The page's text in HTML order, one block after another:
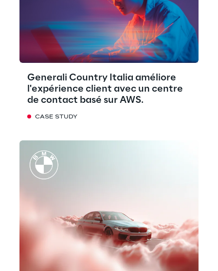
Generali Country Italia améliore
l'expérience client avec un centre
de contact basé sur AWS.
CASE STUDY